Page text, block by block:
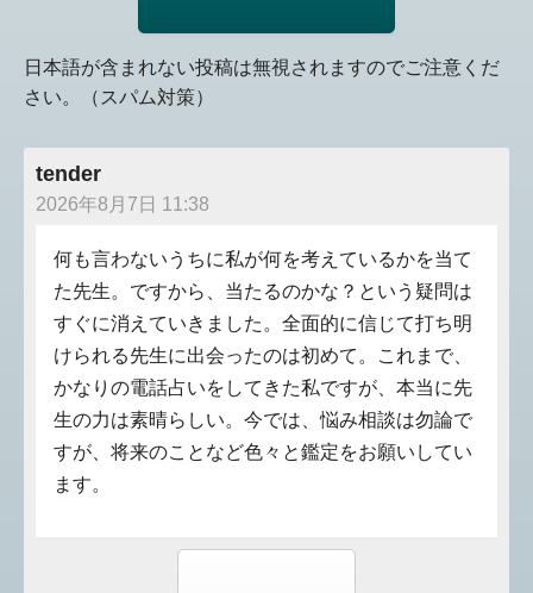
日本語が含まれない投稿は無視されますのでご注意くだ
さい。（スパム対策）
tender
2026年8月7日 11:38
何も言わないうちに私が何を考えているかを当て
た先生。ですから、当たるのかな？という疑問は
すぐに消えていきました。全面的に信じて打ち明
けられる先生に出会ったのは初めて。これまで、
かなりの電話占いをしてきた私ですが、本当に先
生の力は素晴らしい。今では、悩み相談は勿論で
すが、将来のことなど色々と鑑定をお願いしてい
ます。